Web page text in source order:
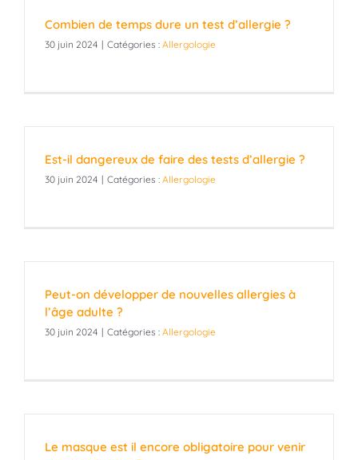
Combien de temps dure un test d’allergie ?
30 juin 2024 | Catégories : Allergologie
Est-il dangereux de faire des tests d’allergie ?
30 juin 2024 | Catégories : Allergologie
Peut-on développer de nouvelles allergies à
l’âge adulte ?
30 juin 2024 | Catégories : Allergologie
Le masque est il encore obligatoire pour venir